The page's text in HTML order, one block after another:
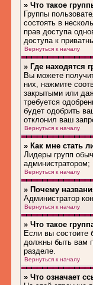
» Что такое
Группы
состоять в
прав доступа
доступа к
Вернуться к началу
» Где находятся
Вы можете
них, нажмите
закрытыми или
требуется
будет одобрить
отклонил ваш
Вернуться к началу
» Как мне стать
Лидеры групп
администратором;
Вернуться к началу
» Почему
Администратор
Вернуться к началу
» Что такое
Если вы состоите
должны быть вам
разделе.
Вернуться к началу
» Что означает